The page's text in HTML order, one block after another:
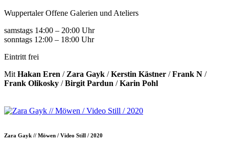
Wuppertaler Offene Galerien und Ateliers
samstags 14:00 – 20:00 Uhr
sonntags 12:00 – 18:00 Uhr
Eintritt frei
Mit Hakan Eren / Zara Gayk /Kerstin Kästner /Frank N /
Frank Olikosky /Birgit Pardun /Karin Pohl
Zara Gayk // Möwen / Video Still / 2020